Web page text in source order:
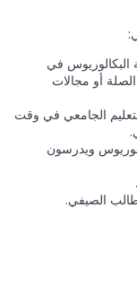
في
أو مجالات
3 سنوات من التعليم الجامعي في وقت
ويدرسون
الصيفي.